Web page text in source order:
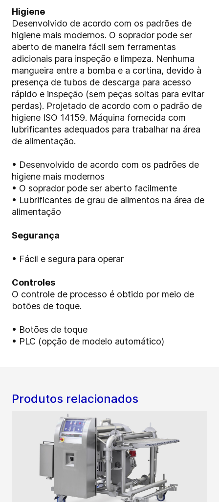
Higiene
Desenvolvido de acordo com os padrões de
higiene mais modernos. O soprador pode ser
aberto de maneira fácil sem ferramentas
adicionais para inspeção e limpeza. Nenhuma
mangueira entre a bomba e a cortina, devido à
presença de tubos de descarga para acesso
rápido e inspeção (sem peças soltas para evitar
perdas). Projetado de acordo com o padrão de
higiene ISO 14159. Máquina fornecida com
lubrificantes adequados para trabalhar na área
de alimentação.
• Desenvolvido de acordo com os padrões de
higiene mais modernos
• O soprador pode ser aberto facilmente
• Lubrificantes de grau de alimentos na área de
alimentação
Segurança
• Fácil e segura para operar
Controles
O controle de processo é obtido por meio de
botões de toque.
• Botões de toque
• PLC (opção de modelo automático)
Produtos relacionados